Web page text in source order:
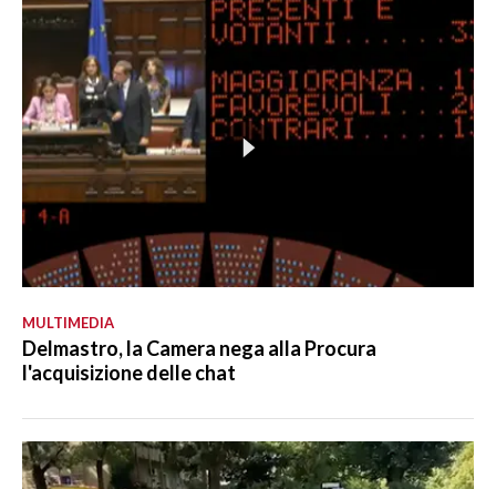
MULTIMEDIA
Delmastro, la Camera nega alla Procura
l'acquisizione delle chat